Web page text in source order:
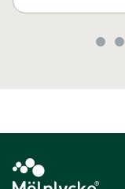
da Arábia Saudita.